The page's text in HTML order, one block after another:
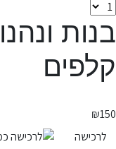
בנות
קלפים
₪150
לרכישה